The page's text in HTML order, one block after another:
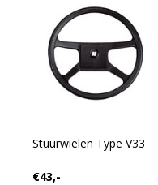
Stuurwielen Type V33
€43,-